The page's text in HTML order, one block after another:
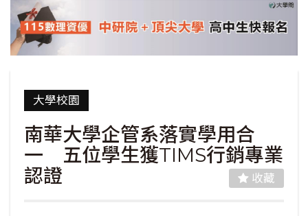
大學校園
南華大學企管系落實學用合
一 五位學生獲TIMS行銷專業
認證
收藏